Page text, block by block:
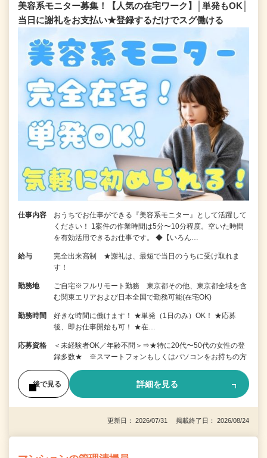
美容系モニター募集！【人気の在宅ワーク】│単発もOK│
当日に謝礼をお支払い★登録するだけでスグ働ける
仕事内容
おうちでお仕事ができる『美容系モニター』として活躍して
ください！ 1案件の作業時間は5分〜10分程度。空いた時間
を有効活用できるお仕事です。 ◆【いろん…
給与
完全出来高制 ★謝礼は、最短で当日のうちに受け取れま
す！
勤務地
ご自宅※フルリモート勤務 東京都その他、東京都全域を含
む関東エリアおよび日本全国で勤務可能(在宅OK)
勤務時間
好きな時間に働けます！ ★単発（1日のみ）OK！ ★応募
後、即お仕事開始も可！ ★在…
応募資格
＜未経験者OK／年齢不問＞⇒★特に20代〜50代の女性の登
録多数★ ※スマートフォンもしくはパソコンをお持ちの方
後で見る 詳細を見る
更新日： 2026/07/31 掲載終了日： 2026/08/24